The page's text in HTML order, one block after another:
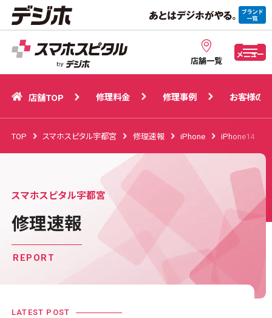
店舗一覧
メニュー
店舗TOP 修理事例 お客様の声
店舗TOP 修理料金 修理事例 お客様の声
TOP スマホスピタル宇都宮 修理速報 iPhone iPhone14
スマホスピタル宇都宮
修理速報
REPORT
LATEST POST